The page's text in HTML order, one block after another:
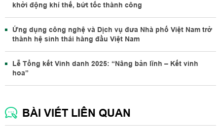
khởi động khí thế, bứt tốc thành công
Ứng dụng công nghệ và Dịch vụ đưa Nhà phố Việt Nam trở
thành hệ sinh thái hàng đầu Việt Nam
Lễ Tổng kết Vinh danh 2025: “Nâng bản lĩnh – Kết vinh
hoa”
BÀI VIẾT LIÊN QUAN